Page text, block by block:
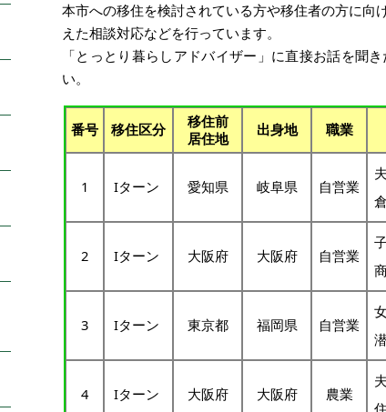
本市への移住を検討されている方や移住者の方に向
えた相談対応などを行っています。
「とっとり暮らしアドバイザー」に直接お話を聞
い。
番号 移住区分
移住前
居住地
出身地 職業
1 Iターン 愛知県 岐阜県 自営業
2 Iターン 大阪府 大阪府 自営業
3 Iターン 東京都 福岡県 自営業
4 Iターン 大阪府 大阪府 農業